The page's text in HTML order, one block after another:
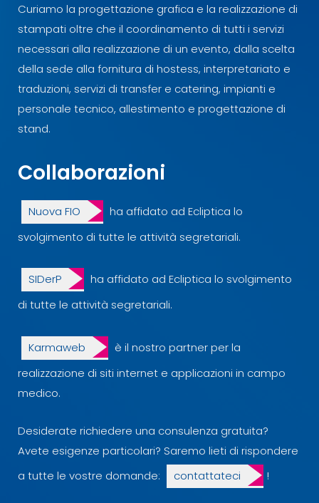
Curiamo la progettazione grafica e la realizzazione di
stampati oltre che il coordinamento di tutti i servizi
necessari alla realizzazione di un evento, dalla scelta
della sede alla fornitura di hostess, interpretariato e
traduzioni, servizi di transfer e catering, impianti e
personale tecnico, allestimento e progettazione di
stand.
Collaborazioni
Nuova FIO
ha affidato ad Ecliptica lo
svolgimento di tutte le attività segretariali.
SIDerP
ha affidato ad Ecliptica lo svolgimento
di tutte le attività segretariali.
Karmaweb
è il nostro partner per la
realizzazione di siti internet e applicazioni in campo
medico.
Desiderate richiedere una consulenza gratuita?
Avete esigenze particolari? Saremo lieti di rispondere
a tutte le vostre domande:
contattateci !